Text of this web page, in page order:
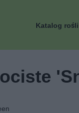
Katalog